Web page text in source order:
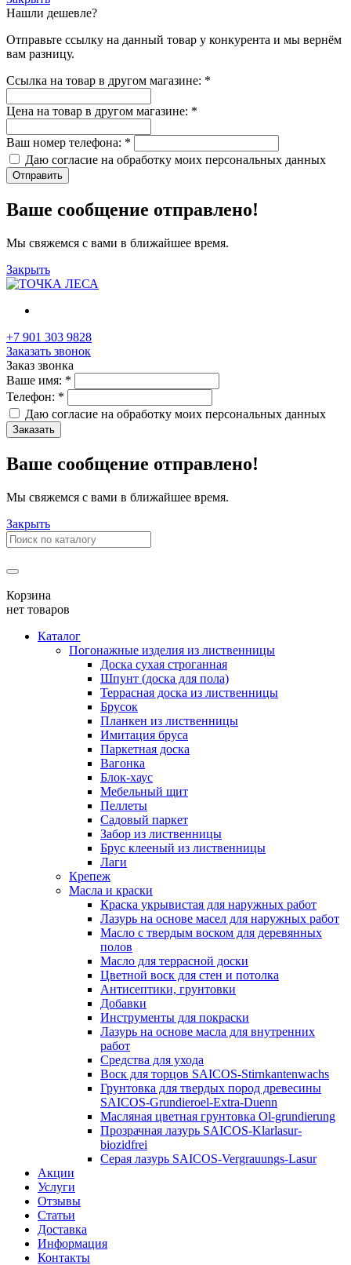
Нашли дешевле?
Отправьте ссылку на данный товар у конкурента и мы вернём
вам разницу.
Ссылка на товар в другом магазине: *
Цена на товар в другом магазине: *
Ваш номер телефона: *
Даю согласие на обработку моих персональных данных
Отправить
Ваше сообщение отправлено!
Мы свяжемся с вами в ближайшее время.
Закрыть
+7 901 303 9828
Заказать звонок
Заказ звонка
Ваше имя: *
Телефон: *
Даю согласие на обработку моих персональных данных
Заказать
Ваше сообщение отправлено!
Мы свяжемся с вами в ближайшее время.
Закрыть
Корзина
нет товаров
Каталог
Погонажные изделия из лиственницы
Доска сухая строганная
Шпунт (доска для пола)
Террасная доска из лиственницы
Брусок
Планкен из лиственницы
Имитация бруса
Паркетная доска
Вагонка
Блок-хаус
Мебельный щит
Пеллеты
Садовый паркет
Забор из лиственницы
Брус клееный из лиственницы
Лаги
Крепеж
Масла и краски
Краска укрывистая для наружных работ
Лазурь на основе масел для наружных работ
Масло с твердым воском для деревянных
полов
Масло для террасной доски
Цветной воск для стен и потолка
Антисептики, грунтовки
Добавки
Инструменты для покраски
Лазурь на основе масла для внутренних
работ
Средства для ухода
Воск для торцов SAICOS-Stirnkantenwachs
Грунтовка для твердых пород древесины
SAICOS-Grundieroel-Extra-Duenn
Масляная цветная грунтовка Ol-grundierung
Прозрачная лазурь SAICOS-Klarlasur-
biozidfrei
Серая лазурь SAICOS-Vergrauungs-Lasur
Акции
Услуги
Отзывы
Статьи
Доставка
Информация
Контакты